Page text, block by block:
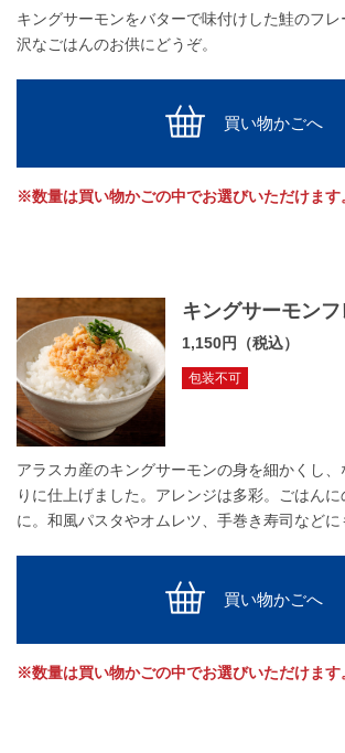
キングサーモンをバターで味付けした鮭のフ
沢なごはんのお供にどうぞ。
買い物かごへ
※数量は買い物かごの中でお選びいただけます
キングサーモンフ
1,150円（税込）
包装不可
アラスカ産のキングサーモンの身を細かくし、
りに仕上げました。アレンジは多彩。ごはん
に。和風パスタやオムレツ、手巻き寿司などに
買い物かごへ
※数量は買い物かごの中でお選びいただけます